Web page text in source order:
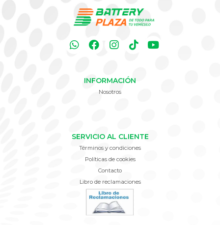
INFORMACIÓN
Nosotros
SERVICIO AL CLIENTE
Términos y condiciones
Políticas de cookies
Contacto
Libro de reclamaciones